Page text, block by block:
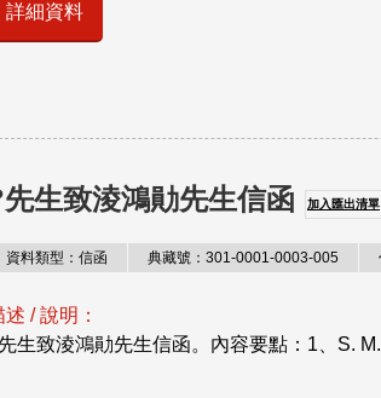
詳細資料
生致淩鴻勛先生信函 加入匯出清單
資料類型：信函 典藏號：301-0001-0003-005
述 / 說明：
生致淩鴻勛先生信函。內容要點：1、S.